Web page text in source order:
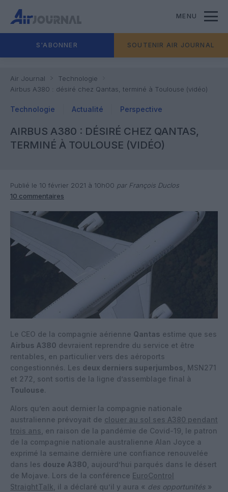
MENU
S'ABONNER SOUTENIR AIR JOURNAL
Air Journal
Technologie
Airbus A380 : désiré chez Qantas, terminé à Toulouse (vidéo)
Technologie Actualité Perspective
AIRBUS A380 : DÉSIRÉ CHEZ QANTAS,
TERMINÉ À TOULOUSE (VIDÉO)
Publié le 10 février 2021 à 10h00 par François Duclos
10 commentaires
Le CEO de la compagnie aérienne Qantas estime que ses
Airbus A380 devraient reprendre du service et être
rentables, en particulier vers des aéroports
congestionnés. Les deux derniers superjumbos , MSN271
et 272, sont sortis de la ligne d’assemblage final à
Toulouse.
Alors qu’en aout dernier la compagnie nationale
australienne prévoyait de clouer au sol ses A380 pendant
trois ans , en raison de la pandémie de Covid-19, le patron
de la compagnie nationale australienne Alan Joyce a
exprimé la semaine dernière une confiance renouvelée
dans les douze A380 , aujourd’hui parqués dans le désert
de Mojave. Lors de la conférence EuroControl
StraightTalk , il a déclaré qu’il y aura « des opportunités »